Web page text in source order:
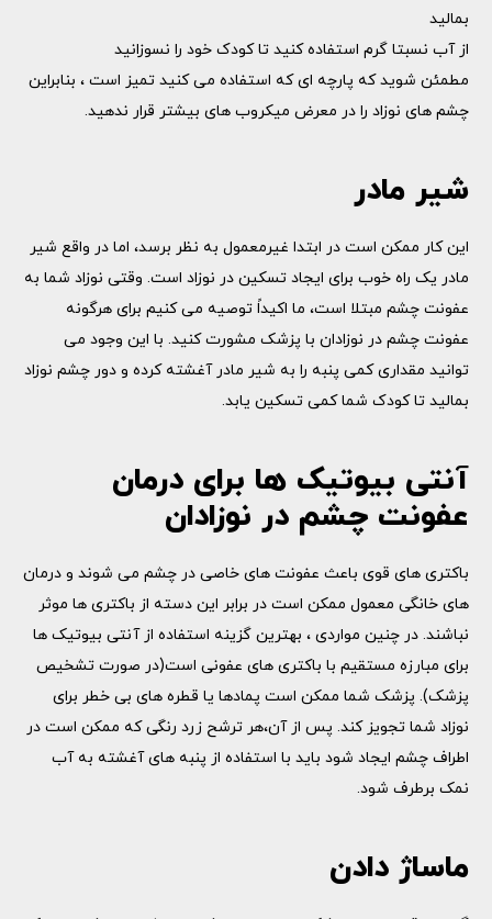
بمالید
از آب نسبتا گرم استفاده کنید تا کودک خود را نسوزانید
مطمئن شوید که پارچه ای که استفاده می کنید تمیز است ، بنابراین
چشم های نوزاد را در معرض میکروب های بیشتر قرار ندهید.
شیر مادر
این کار ممکن است در ابتدا غیرمعمول به نظر برسد، اما در واقع شیر
مادر یک راه خوب برای ایجاد تسکین در نوزاد است. وقتی نوزاد شما به
عفونت چشم مبتلا است، ما اکیداً توصیه می کنیم برای هرگونه
عفونت چشم در نوزادان با پزشک مشورت کنید. با این وجود می
توانید مقداری کمی پنبه را به شیر مادر آغشته کرده و دور چشم نوزاد
بمالید تا کودک شما کمی تسکین یابد.
آنتی بیوتیک ها برای درمان
عفونت چشم در نوزادان
باکتری های قوی باعث عفونت های خاصی در چشم می شوند و درمان
های خانگی معمول ممکن است در برابر این دسته از باکتری ها موثر
نباشند. در چنین مواردی ، بهترین گزینه استفاده از آنتی بیوتیک ها
برای مبارزه مستقیم با باکتری های عفونی است(در صورت تشخیص
پزشک). پزشک شما ممکن است پمادها یا قطره های بی خطر برای
نوزاد شما تجویز کند. پس از آن،هر ترشح زرد رنگی که ممکن است در
اطراف چشم ایجاد شود باید با استفاده از پنبه های آغشته به آب
نمک برطرف شود.
ماساژ دادن